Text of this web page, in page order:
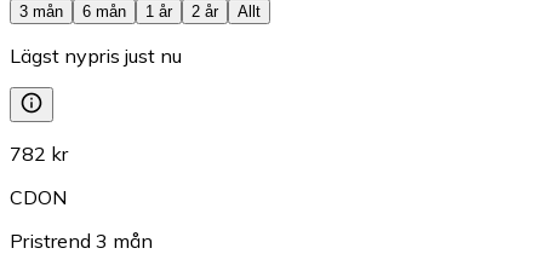
3 mån
6 mån 1 år 2 år Allt
Lägst nypris just nu
782 kr
CDON
Pristrend 3 mån